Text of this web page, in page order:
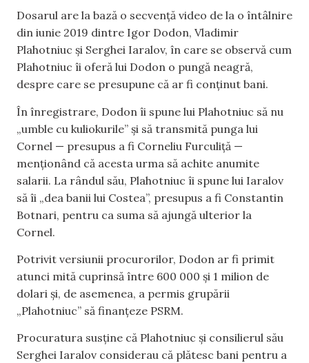
Dosarul are la bază o secvență video de la o întâlnire
din iunie 2019 dintre Igor Dodon, Vladimir
Plahotniuc și Serghei Iaralov, în care se observă cum
Plahotniuc îi oferă lui Dodon o pungă neagră,
despre care se presupune că ar fi conținut bani.
În înregistrare, Dodon îi spune lui Plahotniuc să nu
„umble cu kuliokurile” și să transmită punga lui
Cornel — presupus a fi Corneliu Furculiță —
menționând că acesta urma să achite anumite
salarii. La rândul său, Plahotniuc îi spune lui Iaralov
să îi „dea banii lui Costea”, presupus a fi Constantin
Botnari, pentru ca suma să ajungă ulterior la
Cornel.
Potrivit versiunii procurorilor, Dodon ar fi primit
atunci mită cuprinsă între 600 000 și 1 milion de
dolari și, de asemenea, a permis grupării
„Plahotniuc” să finanțeze PSRM.
Procuratura susține că Plahotniuc și consilierul său
Serghei Iaralov considerau că plătesc bani pentru a